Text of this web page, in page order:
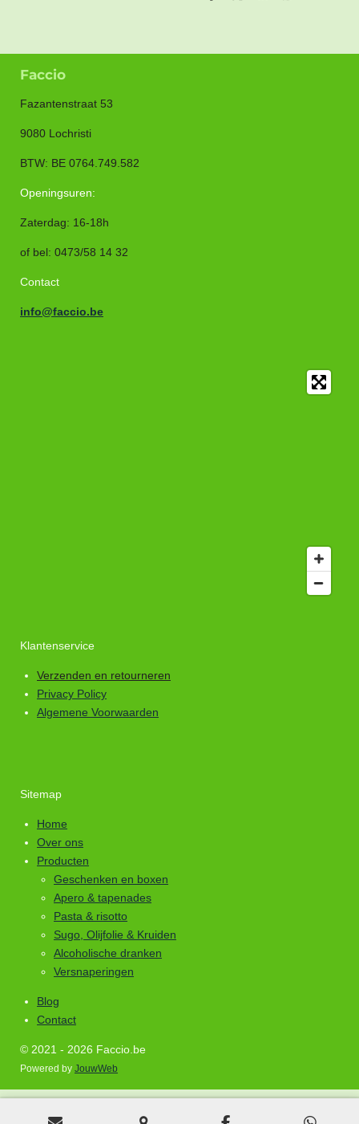
Faccio
Fazantenstraat 53
9080 Lochristi
BTW: BE 0764.749.582
Openingsuren:
Zaterdag: 16-18h
of bel: 0473/58 14 32
Contact
info@faccio.be
Klantenservice
Verzenden en retourneren
Privacy Policy
Algemene Voorwaarden
Sitemap
Home
Over ons
Producten
Geschenken en boxen
Apero & tapenades
Pasta & risotto
Sugo, Olijfolie & Kruiden
Alcoholische dranken
Versnaperingen
Blog
Contact
© 2021 - 2026 Faccio.be
Powered by JouwWeb